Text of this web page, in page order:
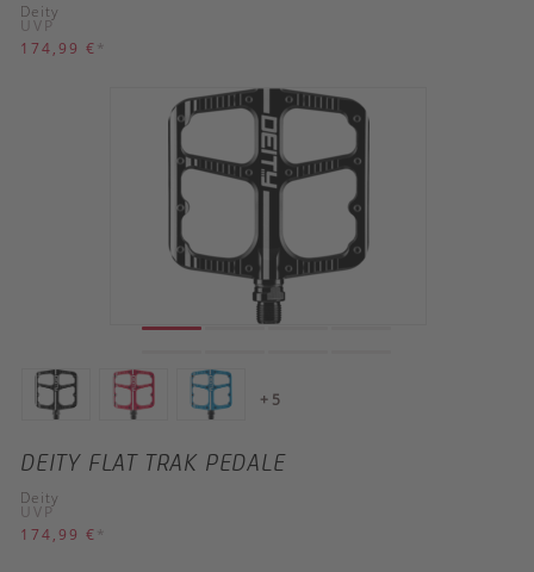
Deity
UVP
174,99 € *
+ 5
DEITY FLAT TRAK PEDALE
Deity
UVP
174,99 € *